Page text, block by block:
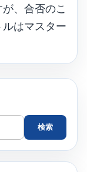
、合否のこ
はマスター
検索